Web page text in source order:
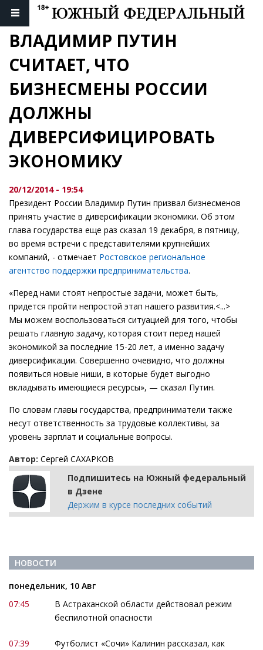
ВЛАДИМИР ПУТИН
СЧИТАЕТ, ЧТО
БИЗНЕСМЕНЫ РОССИИ
ДОЛЖНЫ
ДИВЕРСИФИЦИРОВАТЬ
ЭКОНОМИКУ
20/12/2014 - 19:54
Президент России Владимир Путин призвал бизнесменов
принять участие в диверсификации экономики. Об этом
глава государства еще раз сказал 19 декабря, в пятницу,
во время встречи с представителями крупнейших
компаний, - отмечает Ростовское региональное
агентство поддержки предпринимательства.
«Перед нами стоят непростые задачи, может быть,
придется пройти непростой этап нашего развития.<...>
Мы можем воспользоваться ситуацией для того, чтобы
решать главную задачу, которая стоит перед нашей
экономикой за последние 15-20 лет, а именно задачу
диверсификации. Совершенно очевидно, что должны
появиться новые ниши, в которые будет выгодно
вкладывать имеющиеся ресурсы», — сказал Путин.
По словам главы государства, предприниматели также
несут ответственность за трудовые коллективы, за
уровень зарплат и социальные вопросы.
Автор: Сергей САХАРКОВ
Подпишитесь на Южный федеральный
в Дзене
Держим в курсе последних событий
НОВОСТИ
понедельник, 10 Авг
07:45
В Астраханской области действовал режим
беспилотной опасности
07:39
Футболист «Сочи» Калинин рассказал, как